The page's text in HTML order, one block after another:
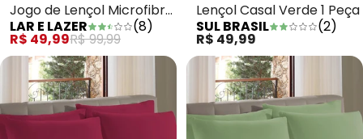
Jogo de Lençol Microfibra
Casal 3 Peças Cinza
LAR E LAZER (8)
R$ 49,99R$ 99,99
Lençol Casal Verde 1 Peça
SUL BRASIL
(2)
R$ 49,99